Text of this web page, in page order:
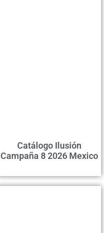
Catálogo Ilusión
Campaña 8 2026 Mexico